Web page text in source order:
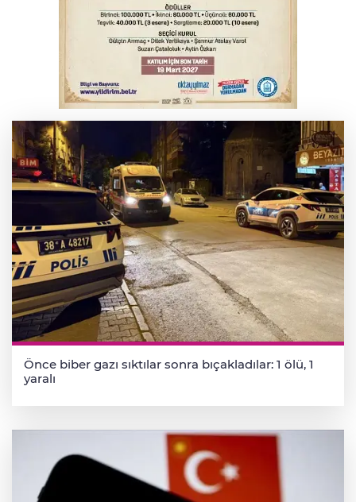
Bursa'da Mustafa Keser'den müzik ve
kahkaha dolu gece
Elektrik akımına kapılan işçi hayatını
kaybetti
Önce biber gazı sıktılar sonra bıçakladılar: 1 ölü, 1
yaralı